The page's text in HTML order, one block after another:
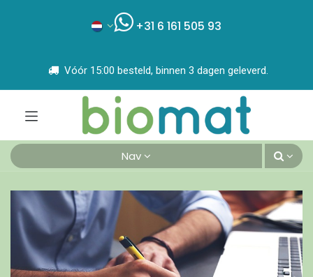
+31 6 161 505 93
Vóór 15:00 besteld, binnen 3 dagen geleverd.
Nav